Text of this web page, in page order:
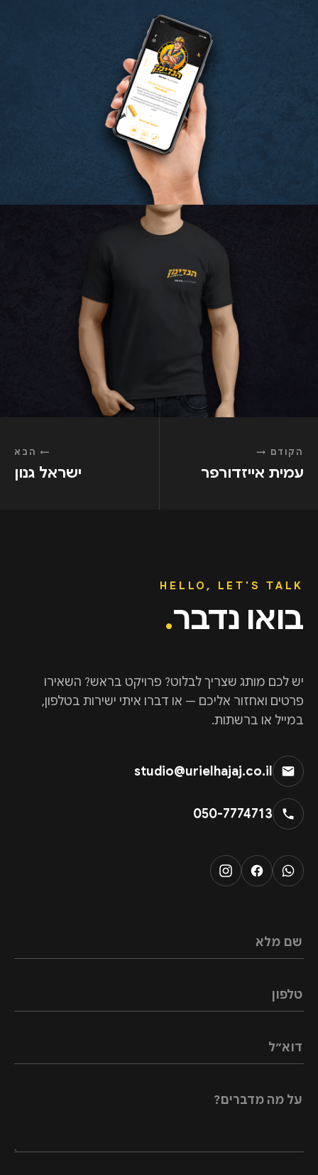
הקודם →
עמית אייזדורפר
← הבא
ישראל גנון
HELLO, LET'S TALK
בואו נדבר.
יש לכם מותג שצריך לבלוט? פרויקט בראש? השאירו
פרטים ואחזור אליכם — או דברו איתי ישירות בטלפון,
במייל או ברשתות.
studio@urielhajaj.co.il
050-7774713
שם מלא
טלפון
דוא״ל
על מה מדברים?